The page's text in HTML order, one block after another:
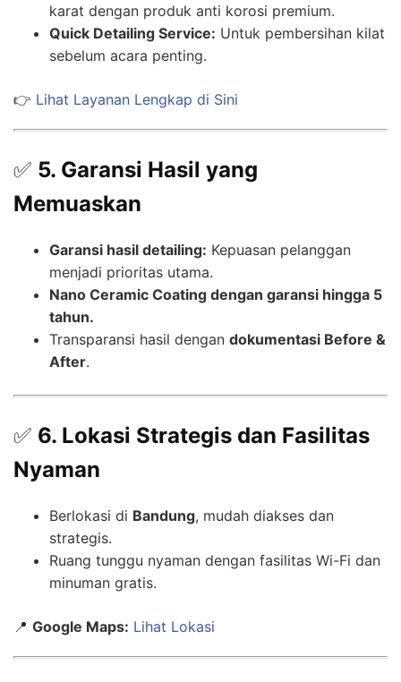
karat dengan produk anti korosi premium.
Quick Detailing Service: Untuk pembersihan kilat
sebelum acara penting.
👉 Lihat Layanan Lengkap di Sini
✅ 5. Garansi Hasil yang
Memuaskan
Garansi hasil detailing: Kepuasan pelanggan
menjadi prioritas utama.
Nano Ceramic Coating dengan garansi hingga 5
tahun.
Transparansi hasil dengan dokumentasi Before &
After.
✅ 6. Lokasi Strategis dan Fasilitas
Nyaman
Berlokasi di Bandung, mudah diakses dan
strategis.
Ruang tunggu nyaman dengan fasilitas Wi-Fi dan
minuman gratis.
📍 Google Maps: Lihat Lokasi